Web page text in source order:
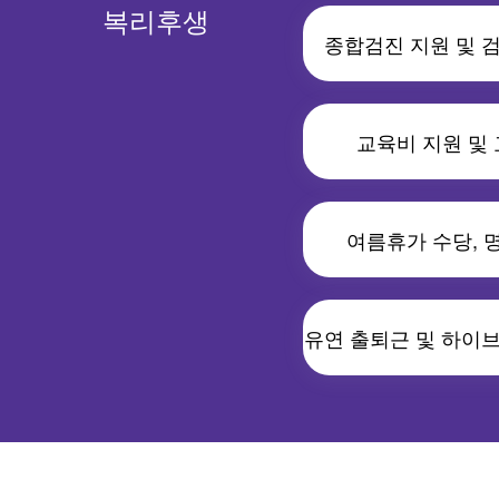
복리후생
종합검진 지원 및
교육비 지원 및
여름휴가 수당,
유연 출퇴근 및 하이